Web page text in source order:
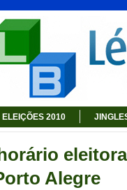
ELEIÇÕES 2010
Alegre